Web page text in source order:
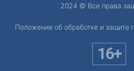
2024 © Все права
Положение об обработке и защите